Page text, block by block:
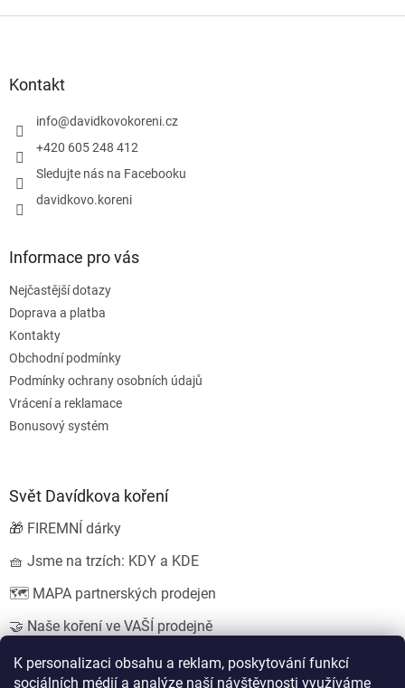
K personalizaci obsahu a reklam, poskytování funkcí
sociálních médií a analýze naší návštěvnosti využíváme
v
Kontakt
info@davidkovokoreni.cz
+420 605 248 412
Sledujte nás na Facebooku
davidkovo.koreni
Informace pro vás
Nejčastější dotazy
Doprava a platba
Kontakty
Obchodní podmínky
Podmínky ochrany osobních údajů
Vrácení a reklamace
Bonusový systém
Svět Davídkova koření
🎁 FIREMNÍ dárky
🧺 Jsme na trzích: KDY a KDE
🗺️ MAPA partnerských prodejen
🤝 Naše koření ve VAŠÍ prodejně
💍 SVATEBNÍ dárky